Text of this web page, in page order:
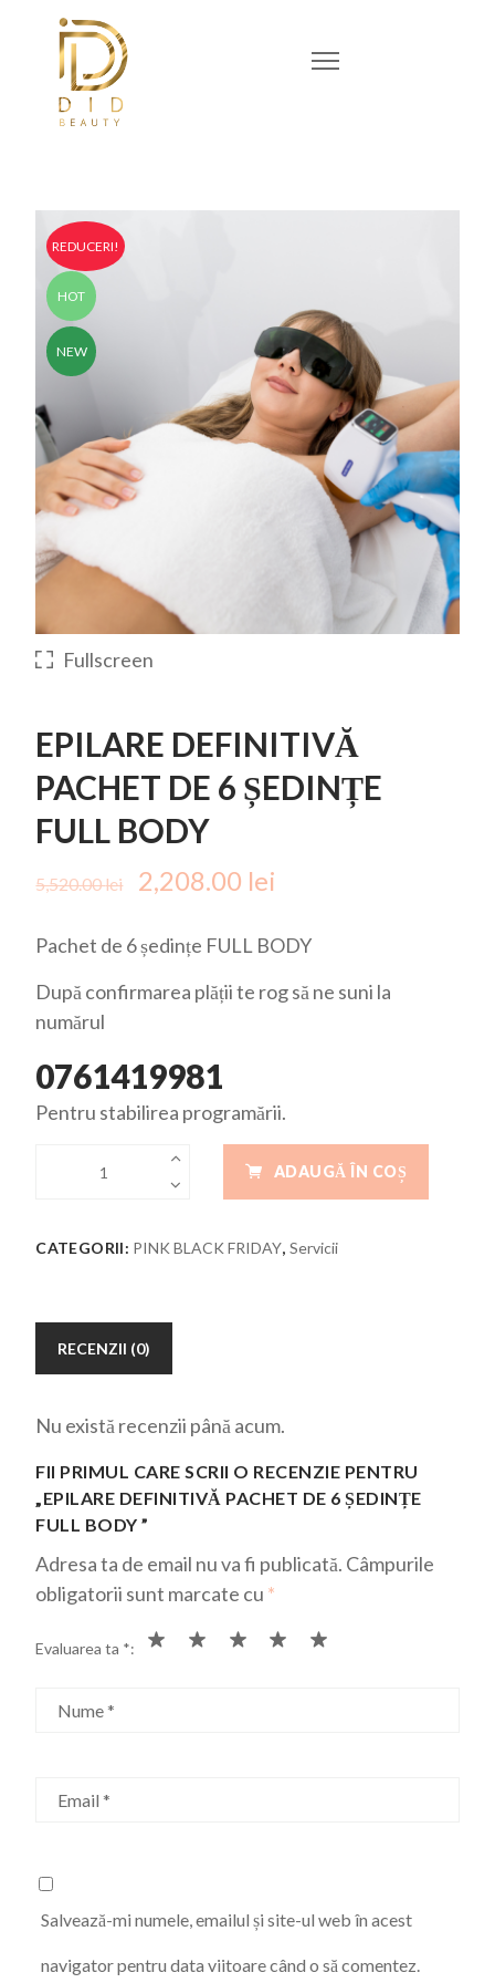
REDUCERI!
HOT
NEW
Fullscreen
EPILARE DEFINITIVĂ
PACHET DE 6 ȘEDINȚE
FULL BODY
5,520.00lei Prețul inițial a fost: 5,520.00
2,208.00 lei
Pachet de 6 ședințe FULL BODY
După confirmarea plății te rog să ne suni la
numărul
0761419981
Pentru stabilirea programării.
ADAUGĂ ÎN COȘ
CATEGORII: PINK BLACK FRIDAY, Servicii
RECENZII (0)
Nu există recenzii până acum.
FII PRIMUL CARE SCRII O RECENZIE PENTRU
„EPILARE DEFINITIVĂ PACHET DE 6 ȘEDINȚE
FULL BODY ”
Adresa ta de email nu va fi publicată. Câmpurile
obligatorii sunt marcate cu *
Evaluarea ta *
Nume*
Email*
Salvează-mi numele, emailul și site-ul web în acest
navigator pentru data viitoare când o să comentez.